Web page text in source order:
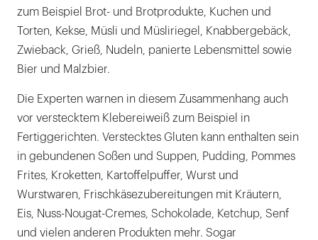
zum Beispiel Brot- und Brotprodukte, Kuchen und
Torten, Kekse, Müsli und Müsliriegel, Knabbergebäck,
Zwieback, Grieß, Nudeln, panierte Lebensmittel sowie
Bier und Malzbier.
Die Experten warnen in diesem Zusammenhang auch
vor verstecktem Klebereiweiß zum Beispiel in
Fertiggerichten. Verstecktes Gluten kann enthalten sein
in gebundenen Soßen und Suppen, Pudding, Pommes
Frites, Kroketten, Kartoffelpuffer, Wurst und
Wurstwaren, Frischkäsezubereitungen mit Kräutern,
Eis, Nuss-Nougat-Cremes, Schokolade, Ketchup, Senf
und vielen anderen Produkten mehr. Sogar